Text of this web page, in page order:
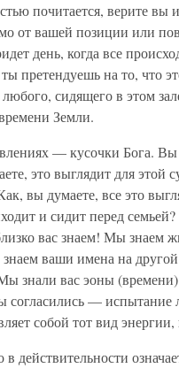
почитается, верите вы
от вашей позиции или
день, когда все
претендуешь на то, что
сидящего в этом
Земли.
— кусочки Бога. Вы
это выглядит для этой
вы думаете, все это
и сидит перед
вас знаем! Мы знаем
ваши имена на
знали вас эоны
согласились —
собой тот вид
в действительности